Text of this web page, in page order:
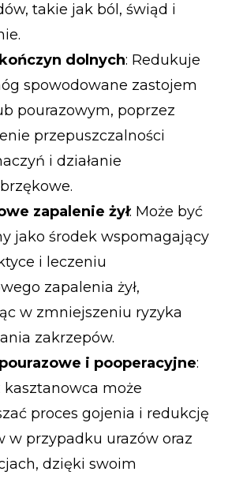
takie jak ból, świąd i
dolnych: Redukuje
spowodowane zastojem
pourazowym, poprzez
przepuszczalności
i działanie
zapalenie żył: Może być
jako środek wspomagający
i leczeniu
zapalenia żył,
w zmniejszeniu ryzyka
zakrzepów.
i pooperacyjne:
kasztanowca może
proces gojenia i redukcję
w przypadku urazów oraz
dzięki swoim